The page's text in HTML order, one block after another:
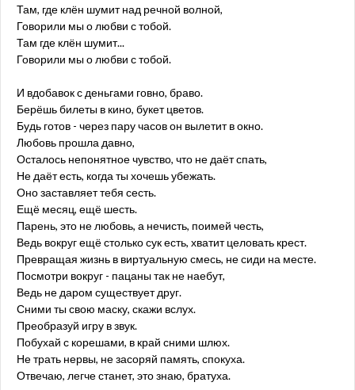
Там, где клён шумит над речной волной,
Говорили мы о любви с тобой.
Там где клён шумит...
Говорили мы о любви с тобой.
И вдобавок с деньгами говно, браво.
Берёшь билеты в кино, букет цветов.
Будь готов - через пару часов он вылетит в окно.
Любовь прошла давно,
Осталось непонятное чувство, что не даёт спать,
Не даёт есть, когда ты хочешь убежать.
Оно заставляет тебя сесть.
Ещё месяц, ещё шесть.
Парень, это не любовь, а нечисть, поимей честь,
Ведь вокруг ещё столько сук есть, хватит целовать крест.
Превращая жизнь в виртуальную смесь, не сиди на месте.
Посмотри вокруг - пацаны так не наебут,
Ведь не даром существует друг.
Сними ты свою маску, скажи вслух.
Преобразуй игру в звук.
Побухай с корешами, в край сними шлюх.
Не трать нервы, не засоряй память, спокуха.
Отвечаю, легче станет, это знаю, братуха.